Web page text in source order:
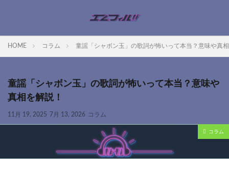
HOME コラム 童謡「シャボン玉」の歌詞が怖いって本当？意味や真
童謡「シャボン玉」の歌詞が怖いって本当？意味や
真相を解説！
11月 19, 2025 7月 13, 2026 コラム
コラム